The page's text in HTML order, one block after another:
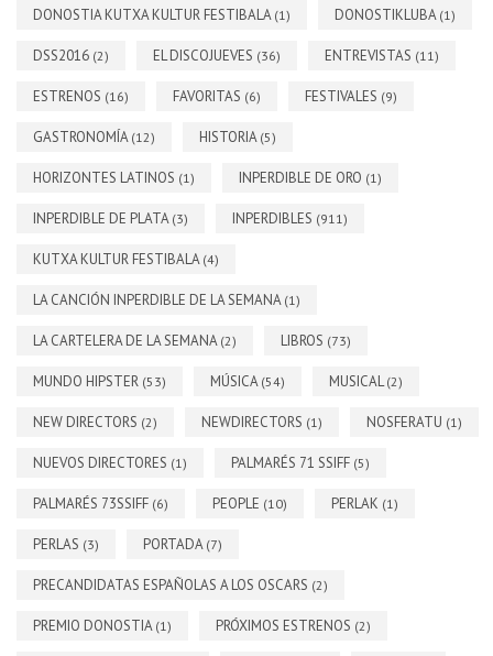
DONOSTIA KUTXA KULTUR FESTIBALA (1) DONOSTIKLUBA (1)
DSS2016 (2) EL DISCOJUEVES (36) ENTREVISTAS (11)
ESTRENOS (16) FAVORITAS (6) FESTIVALES (9)
GASTRONOMÍA (12) HISTORIA (5)
HORIZONTES LATINOS (1) INPERDIBLE DE ORO (1)
INPERDIBLE DE PLATA (3) INPERDIBLES (911)
KUTXA KULTUR FESTIBALA (4)
LA CANCIÓN INPERDIBLE DE LA SEMANA (1)
LA CARTELERA DE LA SEMANA (2) LIBROS (73)
MUNDO HIPSTER (53) MÚSICA (54) MUSICAL(2)
NEW DIRECTORS (2) NEWDIRECTORS (1) NOSFERATU (1)
NUEVOS DIRECTORES (1) PALMARÉS 71 SSIFF (5)
PALMARÉS 73SSIFF (6) PEOPLE (10) PERLAK (1)
PERLAS (3) PORTADA (7)
PRECANDIDATAS ESPAÑOLAS A LOS OSCARS (2)
PREMIO DONOSTIA (1) PRÓXIMOS ESTRENOS (2)